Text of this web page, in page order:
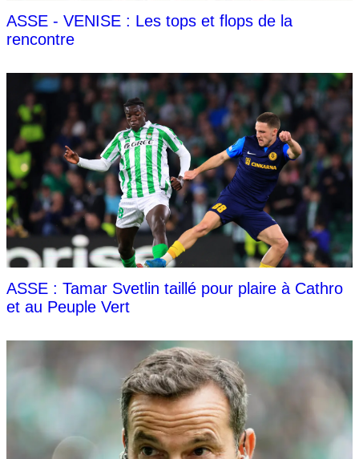
ASSE - VENISE : Les tops et flops de la
rencontre
ASSE : Tamar Svetlin taillé pour plaire à Cathro
et au Peuple Vert